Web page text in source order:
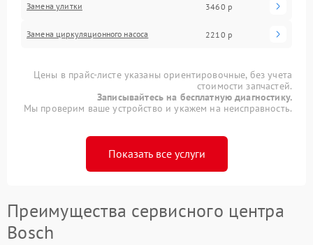
Замена улитки 3460 р
Замена циркуляционного насоса 2210 р
Цены в прайс-листе указаны ориентировочные, без учета
стоимости запчастей.
Записывайтесь на бесплатную диагностику.
Мы проверим ваше устройство и укажем на неисправность.
Показать все услуги
Преимущества сервисного центра
Bosch